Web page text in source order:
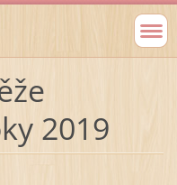
2019